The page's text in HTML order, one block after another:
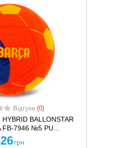
Відгуки (0)
BALLONSTAR
FB-7946 №5 PU...
грн